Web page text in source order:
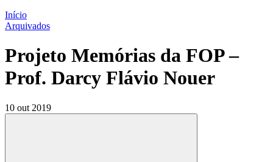
Início
Arquivados
Projeto Memórias da FOP –
Prof. Darcy Flávio Nouer
10 out 2019